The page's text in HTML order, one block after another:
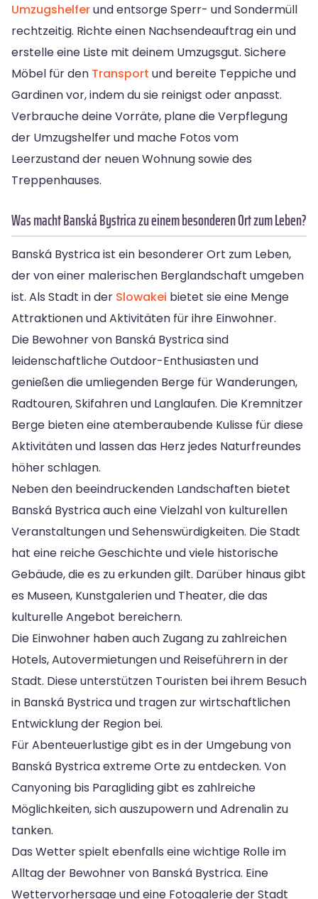
Umzugshelferund entsorge Sperr- und Sondermüll
rechtzeitig. Richte einen Nachsendeauftrag ein und
erstelle eine Liste mit deinem Umzugsgut. Sichere
Möbel für den Transport und bereite Teppiche und
Gardinen vor, indem du sie reinigst oder anpasst.
Verbrauche deine Vorräte, plane die Verpflegung
der Umzugshelfer und mache Fotos vom
Leerzustand der neuen Wohnung sowie des
Treppenhauses.
Was macht Banská Bystrica zu einem besonderen Ort zum Leben?
Banská Bystrica ist ein besonderer Ort zum Leben,
der von einer malerischen Berglandschaft umgeben
ist. Als Stadt in der Slowakei bietet sie eine Menge
Attraktionen und Aktivitäten für ihre Einwohner.
Die Bewohner von Banská Bystrica sind
leidenschaftliche Outdoor-Enthusiasten und
genießen die umliegenden Berge für Wanderungen,
Radtouren, Skifahren und Langlaufen. Die Kremnitzer
Berge bieten eine atemberaubende Kulisse für diese
Aktivitäten und lassen das Herz jedes Naturfreundes
höher schlagen.
Neben den beeindruckenden Landschaften bietet
Banská Bystrica auch eine Vielzahl von kulturellen
Veranstaltungen und Sehenswürdigkeiten. Die Stadt
hat eine reiche Geschichte und viele historische
Gebäude, die es zu erkunden gilt. Darüber hinaus gibt
es Museen, Kunstgalerien und Theater, die das
kulturelle Angebot bereichern.
Die Einwohner haben auch Zugang zu zahlreichen
Hotels, Autovermietungen und Reiseführern in der
Stadt. Diese unterstützen Touristen bei ihrem Besuch
in Banská Bystrica und tragen zur wirtschaftlichen
Entwicklung der Region bei.
Für Abenteuerlustige gibt es in der Umgebung von
Banská Bystrica extreme Orte zu entdecken. Von
Canyoning bis Paragliding gibt es zahlreiche
Möglichkeiten, sich auszupowern und Adrenalin zu
tanken.
Das Wetter spielt ebenfalls eine wichtige Rolle im
Alltag der Bewohner von Banská Bystrica. Eine
Wettervorhersage und eine Fotogalerie der Stadt